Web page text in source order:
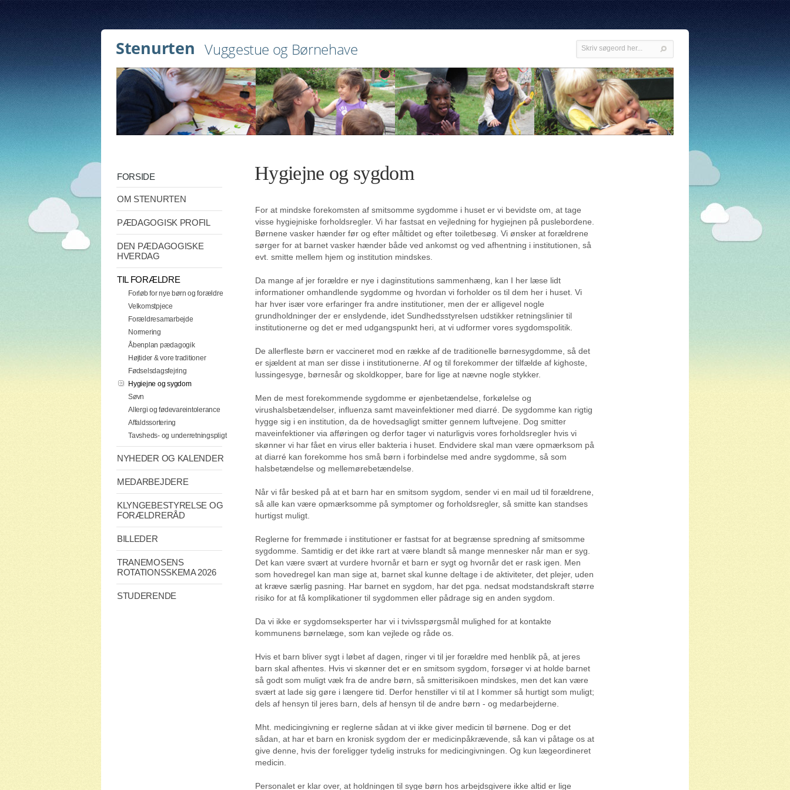
Stenurten Vuggestue og Børnehave
FORSIDE
OM STENURTEN
PÆDAGOGISK PROFIL
DEN PÆDAGOGISKE
HVERDAG
TIL FORÆLDRE
Forløb for nye børn og forældre
Velkomstpjece
Forældresamarbejde
Normering
Åbenplan pædagogik
Højtider & vore traditioner
Fødselsdagsfejring
Hygiejne og sygdom
Søvn
Allergi og fødevareintolerance
Affaldssortering
Tavsheds- og underretningspligt
NYHEDER OG KALENDER
MEDARBEJDERE
KLYNGEBESTYRELSE OG
FORÆLDRERÅD
BILLEDER
TRANEMOSENS
ROTATIONSSKEMA 2026
STUDERENDE
Hygiejne og sygdom
For at mindske forekomsten af smitsomme sygdomme i huset er vi bevidste om, at tage
visse hygiejniske forholdsregler. Vi har fastsat en vejledning for hygiejnen på puslebordene.
Børnene vasker hænder før og efter måltidet og efter toiletbesøg. Vi ønsker at forældrene
sørger for at barnet vasker hænder både ved ankomst og ved afhentning i institutionen, så
evt. smitte mellem hjem og institution mindskes.
Da mange af jer forældre er nye i daginstitutions sammenhæng, kan I her læse lidt
informationer omhandlende sygdomme og hvordan vi forholder os til dem her i huset. Vi
har hver især vore erfaringer fra andre institutioner, men der er alligevel nogle
grundholdninger der er enslydende, idet Sundhedsstyrelsen udstikker retningslinier til
institutionerne og det er med udgangspunkt heri, at vi udformer vores sygdomspolitik.
De allerfleste børn er vaccineret mod en række af de traditionelle børnesygdomme, så det
er sjældent at man ser disse i institutionerne. Af og til forekommer der tilfælde af kighoste,
lussingesyge, børnesår og skoldkopper, bare for lige at nævne nogle stykker.
Men de mest forekommende sygdomme er øjenbetændelse, forkølelse og
virushalsbetændelser, influenza samt maveinfektioner med diarré. De sygdomme kan rigtig
hygge sig i en institution, da de hovedsagligt smitter gennem luftvejene. Dog smitter
maveinfektioner via afføringen og derfor tager vi naturligvis vores forholdsregler hvis vi
skønner vi har fået en virus eller bakteria i huset. Endvidere skal man være opmærksom på
at diarré kan forekomme hos små børn i forbindelse med andre sygdomme, så som
halsbetændelse og mellemørebetændelse.
Når vi får besked på at et barn har en smitsom sygdom, sender vi en mail ud til forældrene,
så alle kan være opmærksomme på symptomer og forholdsregler, så smitte kan standses
hurtigst muligt.
Reglerne for fremmøde i institutioner er fastsat for at begrænse spredning af smitsomme
sygdomme. Samtidig er det ikke rart at være blandt så mange mennesker når man er syg.
Det kan være svært at vurdere hvornår et barn er sygt og hvornår det er rask igen. Men
som hovedregel kan man sige at, barnet skal kunne deltage i de aktiviteter, det plejer, uden
at kræve særlig pasning. Har barnet en sygdom, har det pga. nedsat modstandskraft større
risiko for at få komplikationer til sygdommen eller pådrage sig en anden sygdom.
Da vi ikke er sygdomseksperter har vi i tvivlsspørgsmål mulighed for at kontakte
kommunens børnelæge, som kan vejlede og råde os.
Hvis et barn bliver sygt i løbet af dagen, ringer vi til jer forældre med henblik på, at jeres
barn skal afhentes. Hvis vi skønner det er en smitsom sygdom, forsøger vi at holde barnet
så godt som muligt væk fra de andre børn, så smitterisikoen mindskes, men det kan være
svært at lade sig gøre i længere tid. Derfor henstiller vi til at I kommer så hurtigt som muligt;
dels af hensyn til jeres barn, dels af hensyn til de andre børn - og medarbejderne.
Mht. medicingivning er reglerne sådan at vi ikke giver medicin til børnene. Dog er det
sådan, at har et barn en kronisk sygdom der er medicinpåkrævende, så kan vi påtage os at
give denne, hvis der foreligger tydelig instruks for medicingivningen. Og kun lægeordineret
medicin.
Personalet er klar over, at holdningen til syge børn hos arbejdsgivere ikke altid er lige